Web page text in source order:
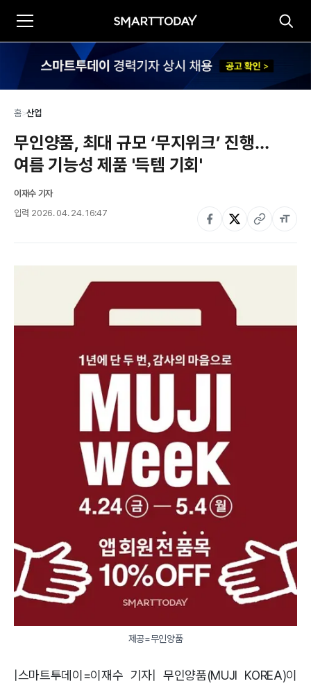
홈>산업
무인양품, 최대 규모 ‘무지위크’ 진행…
여름 기능성 제품 '득템 기회'
이재수 기자
입력 2026. 04. 24. 16:47
제공=무인양품
|스마트투데이=이재수 기자| 무인양품(MUJI KOREA)이